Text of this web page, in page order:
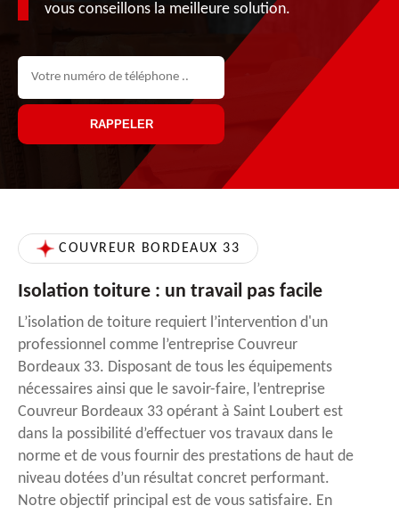
vous conseillons la meilleure solution.
COUVREUR BORDEAUX 33
Isolation toiture : un travail pas facile
L’isolation de toiture requiert l’intervention d'un
professionnel comme l’entreprise Couvreur
Bordeaux 33. Disposant de tous les équipements
nécessaires ainsi que le savoir-faire, l’entreprise
Couvreur Bordeaux 33 opérant à Saint Loubert est
dans la possibilité d’effectuer vos travaux dans le
norme et de vous fournir des prestations de haut de
niveau dotées d’un résultat concret performant.
Notre objectif principal est de vous satisfaire. En